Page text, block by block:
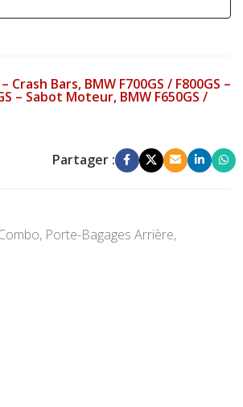
Bars, BMW F700GS / F800GS –
– Sabot Moteur, BMW F650GS /
Partager :
, Porte-Bagages Arrière,